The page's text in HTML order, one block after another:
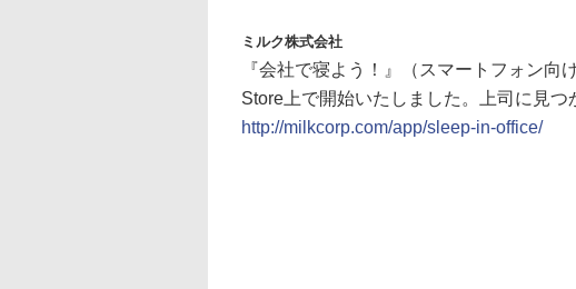
ミルク株式会社
『会社で寝よう！』（スマートフォン
Store上で開始いたしました。上司に見
http://milkcorp.com/app/sleep-in-office/